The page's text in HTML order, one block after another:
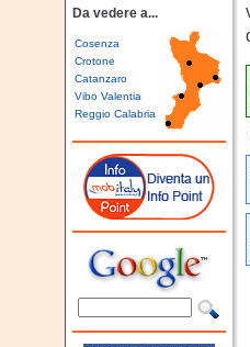
Da vedere a...
Cosenza
Crotone
Catanzaro
Vibo Valentia
Reggio Calabria